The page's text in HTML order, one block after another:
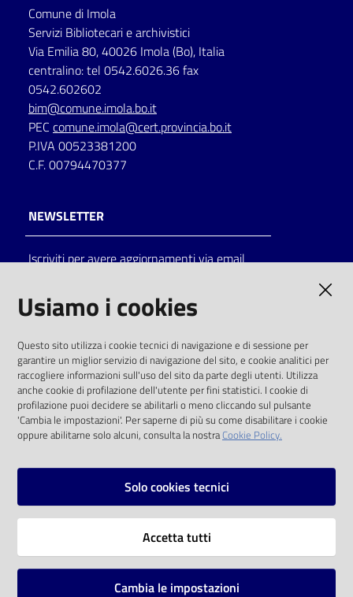
Comune di Imola
Servizi Bibliotecari e archivistici
Via Emilia 80, 40026 Imola (Bo), Italia
centralino: tel 0542.6026.36 fax
0542.602602
bim@comune.imola.bo.it
PEC comune.imola@cert.provincia.bo.it
P.IVA 00523381200
C.F. 00794470377
NEWSLETTER
Iscriviti per avere aggiornamenti via email
solo alle condizioni previste dalla direttiva
comunitaria 2003/98/CE e dal d.lgs. 36/2006
SOCIAL
Instagram
Vai alla pagina
Usiamo i cookies
Questo sito utilizza i cookie tecnici di navigazione e di sessione per
garantire un miglior servizio di navigazione del sito, e cookie analitici per
raccogliere informazioni sull'uso del sito da parte degli utenti. Utilizza
anche cookie di profilazione dell'utente per fini statistici. I cookie di
profilazione puoi decidere se abilitarli o meno cliccando sul pulsante
'Cambia le impostazioni'. Per saperne di più su come disabilitare i cookie
oppure abilitarne solo alcuni, consulta la nostraCookie Policy.
Solo cookies tecnici
Accetta tutti
Cambia le impostazioni